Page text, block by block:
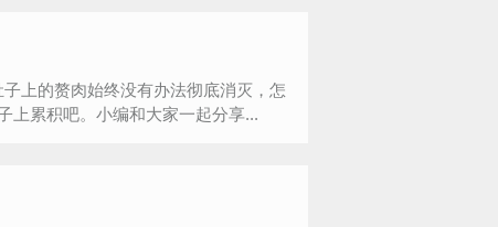
上的赘肉始终没有办法彻底消灭，怎
上累积吧。小编和大家一起分享...